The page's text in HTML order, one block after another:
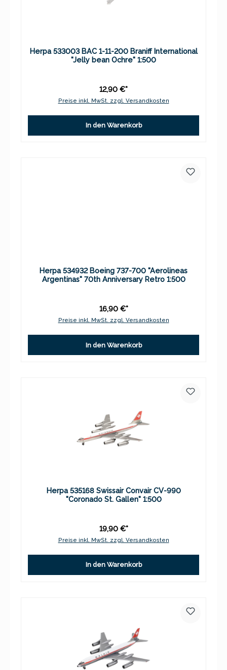
Herpa 533003 BAC 1-11-200 Braniff International
"Jelly bean Ochre" 1:500
12,90 €*
Preise inkl. MwSt. zzgl. Versandkosten
In den Warenkorb
Herpa 534932 Boeing 737-700 "Aerolineas
Argentinas" 70th Anniversary Retro 1:500
16,90 €*
Preise inkl. MwSt. zzgl. Versandkosten
In den Warenkorb
Herpa 535168 Swissair Convair CV-990
"Coronado St. Gallen" 1:500
19,90 €*
Preise inkl. MwSt. zzgl. Versandkosten
In den Warenkorb